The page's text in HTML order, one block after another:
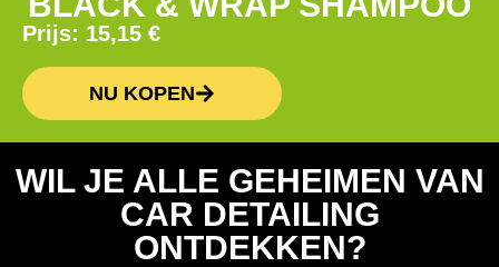
Prijs: 15,15 €
NU KOPEN
WIL JE ALLE GEHEIMEN VAN
CAR DETAILING
ONTDEKKEN?